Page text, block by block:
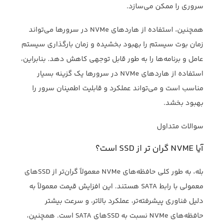
‏سروری را ممکن می‌سازد.‏
همچنین، استفاده از هاردهای ‏NVMe‏ در سرورها می‌تواند
زمان بوت سیستم را بهبود بخشیده و زمان ‏بارگذاری سیستم
عامل و برنامه‌ها را به طور قابل توجهی کاهش دهد. بنابراین،
استفاده از هاردهای ‏NVMe‏ در سرورها یک گزینه بسیار
مناسب است و می‌تواند عملکرد و قابلیت اطمینان سرور را
بهبود ‏بخشد.‏
سوالات متداول
آیا ‏NVME‏ گران تر از ‏SSD‏ است؟
بله، به طور کلی حافظه‌های ‏NVMe‏ معمولاً گران‌تر از ‏SSDهای
معمولی با رابط ‏SATA‏ هستند. این افزایش ‏قیمت معمولاً به
دلیل فناوری پیشرفته‌تر، عملکرد بالاتر، و سرعت بیشتر
حافظه‌های ‏NVMe‏ نسبت به ‏SSDهای ‏SATA‏ است. همچنین،